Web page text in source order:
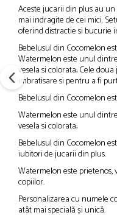
Aceste jucarii din plus au
mai indragite de cei mici.
oferind distractie si bucurie
Bebelusul din Cocomelon
Watermelon este unul
vesela si colorata; Cele
imbratisare si pentru a fi
Bebelusul din Cocomelon
Watermelon este unul
vesela si colorata;
Bebelusul din Cocomelon
iubitori de jucarii din plus.
Watermelon este
copiilor.
Personalizarea cu numele
atât mai specială și unică.